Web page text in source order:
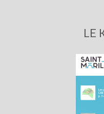
LE